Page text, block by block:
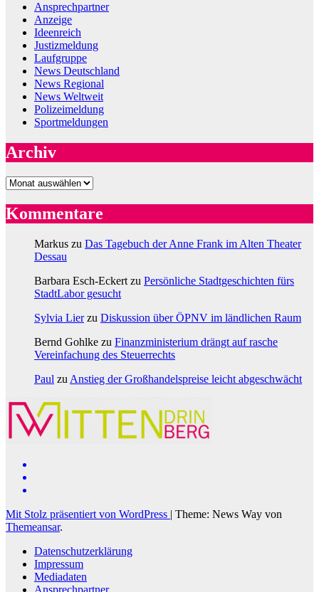
Ansprechpartner
Anzeige
Ideenreich
Justizmeldung
Laufgruppe
News Deutschland
News Regional
News Weltweit
Polizeimeldung
Sportmeldungen
Archiv
Archiv
Kommentare
Markus zu Das Tagebuch der Anne Frank im Alten Theater
Dessau
Barbara Esch-Eckert zu Persönliche Stadtgeschichten fürs
StadtLabor gesucht
Sylvia Lierzu Diskussion über ÖPNV im ländlichen Raum
Bernd Gohlke zu Finanzministerium drängt auf rasche
Vereinfachung des Steuerrechts
Paul zu Anstieg der Großhandelspreise leicht abgeschwächt
Mit Stolz präsentiert von WordPress | Theme: News Way von
Themeansar.
Datenschutzerklärung
Impressum
Mediadaten
Ansprechpartner